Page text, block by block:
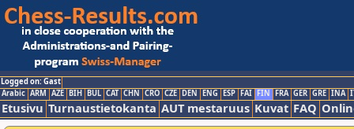
Logged on: Gast
Arabic ARM AZE BIH BUL CAT CHN CRO CZE DEN ENG ESP FAI FIN FRA GER GRE INA
Etusivu Turnaustietokanta AUT mestaruus Kuvat FAQ